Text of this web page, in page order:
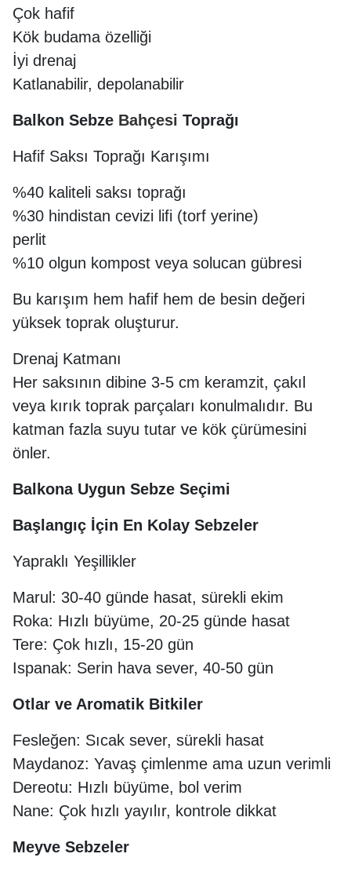
Çok hafif
Kök budama özelliği
İyi drenaj
Katlanabilir, depolanabilir
Balkon Sebze Bahçesi Toprağı
Hafif Saksı Toprağı Karışımı
%40 kaliteli saksı toprağı
%30 hindistan cevizi lifi (torf yerine)
perlit
%10 olgun kompost veya solucan gübresi
Bu karışım hem hafif hem de besin değeri
yüksek toprak oluşturur.
Drenaj Katmanı
Her saksının dibine 3-5 cm keramzit, çakıl
veya kırık toprak parçaları konulmalıdır. Bu
katman fazla suyu tutar ve kök çürümesini
önler.
Balkona Uygun Sebze Seçimi
Başlangıç İçin En Kolay Sebzeler
Yapraklı Yeşillikler
Marul: 30-40 günde hasat, sürekli ekim
Roka: Hızlı büyüme, 20-25 günde hasat
Tere: Çok hızlı, 15-20 gün
Ispanak: Serin hava sever, 40-50 gün
Otlar ve Aromatik Bitkiler
Fesleğen: Sıcak sever, sürekli hasat
Maydanoz: Yavaş çimlenme ama uzun verimli
Dereotu: Hızlı büyüme, bol verim
Nane: Çok hızlı yayılır, kontrole dikkat
Meyve Sebzeler